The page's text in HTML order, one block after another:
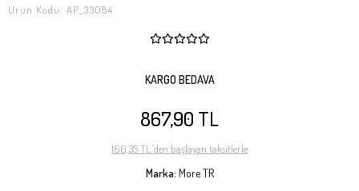
Ürün Kodu: AP_33084
KARGO BEDAVA
867,90 TL
166,35 TL 'den başlayan taksitlerle
Marka: More TR